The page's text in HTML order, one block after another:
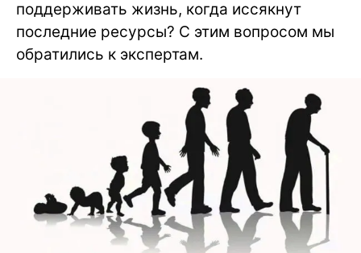
поддерживать жизнь, когда иссякнут
последние ресурсы? С этим вопросом мы
обратились к экспертам.